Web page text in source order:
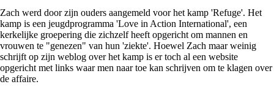
Zach werd door zijn ouders aangemeld voor het kamp 'Refuge'. Het
kamp is een jeugdprogramma 'Love in Action International', een
kerkelijke groepering die zichzelf heeft opgericht om mannen en
vrouwen te "genezen" van hun 'ziekte'. Hoewel Zach maar weinig
schrijft op zijn weblog over het kamp is er toch al een website
opgericht met links waar men naar toe kan schrijven om te klagen over
de affaire.